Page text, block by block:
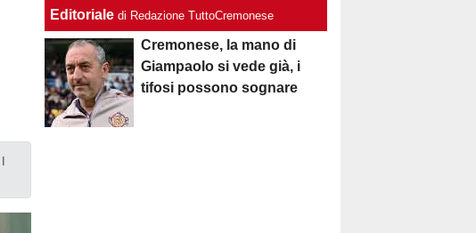
Editoriale di Redazione TuttoCremonese
Cremonese, la mano di
Giampaolo si vede già, i
tifosi possono sognare